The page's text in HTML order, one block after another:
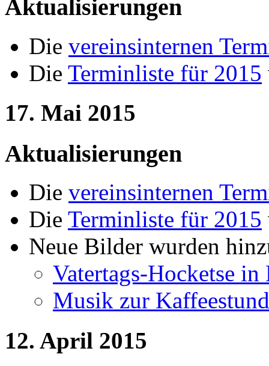
Aktualisierungen
Die vereinsinternen
Die Terminliste für 2015
17. Mai 2015
Aktualisierungen
Die vereinsinternen
Die Terminliste für 2015
Neue Bilder wurden
Vatertags-Hocketse
Musik zur
12. April 2015